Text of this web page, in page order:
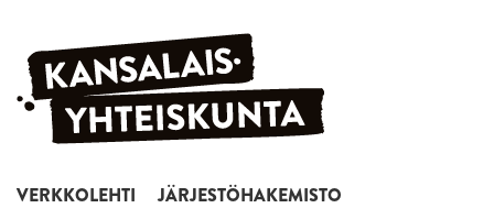
Siirry sisältöön
VERKKOLEHTI
JÄRJESTÖHAKEMISTO